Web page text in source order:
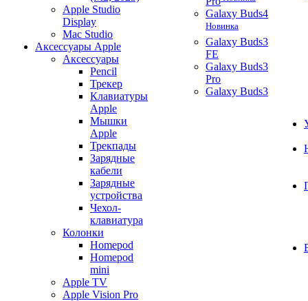
Apple Studio
Display
Mac Studio
Аксессуары Apple
Аксессуары
Pencil
Трекер
Клавиатуры
Apple
Мышки
Apple
Трекпады
Зарядные
кабели
Зарядные
устройства
Чехол-
клавиатура
Колонки
Homepod
Homepod
mini
Apple TV
Apple Vision Pro
Galaxy Buds4
Новинка
Galaxy Buds3
FE
Galaxy Buds3
Pro
Galaxy Buds3